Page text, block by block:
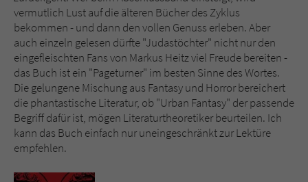
vermutlich Lust auf die älteren Bücher des Zyklus
bekommen - und dann den vollen Genuss erleben. Aber
auch einzeln gelesen dürfte "Judastöchter" nicht nur den
eingefleischten Fans von Markus Heitz viel Freude bereiten -
das Buch ist ein "Pageturner" im besten Sinne des Wortes.
Die gelungene Mischung aus Fantasy und Horror bereichert
die phantastische Literatur, ob "Urban Fantasy" der passende
Begriff dafür ist, mögen Literaturtheoretiker beurteilen. Ich
kann das Buch einfach nur uneingeschränkt zur Lektüre
empfehlen.